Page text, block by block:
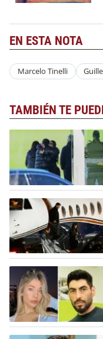
EN ESTA NOTA
Marcelo Tinelli
TAMBIÉN TE